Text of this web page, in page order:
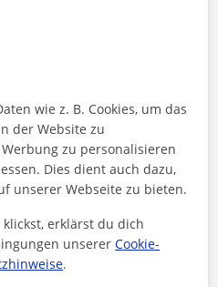
wie z. B. Cookies, um das
der Website zu
zu personalisieren
Dies dient auch dazu,
unserer Webseite zu bieten.
klickst, erklärst du dich
unsererCookie-
.